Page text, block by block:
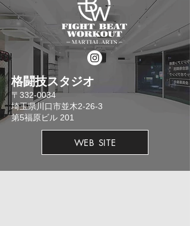
格闘技スタジオ
​〒332-0034
埼玉県川口市並木2-26-3
​第5福原ビル 201
WEB SITE